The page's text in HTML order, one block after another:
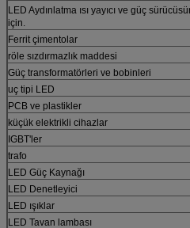
LED Aydınlatma ısı yayıcı ve güç
için.
Ferrit çimentolar
röle sızdırmazlık maddesi
Güç transformatörleri ve bobinleri
uç tipi LED
PCB ve plastikler
küçük elektrikli cihazlar
IGBT'ler
trafo
LED Güç Kaynağı
LED Denetleyici
LED ışıklar
LED Tavan lambası